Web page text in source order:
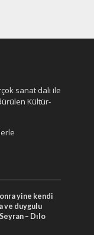
sanat dalı ile
Kültür-
yine kendi
ve duygulu
– Dılo